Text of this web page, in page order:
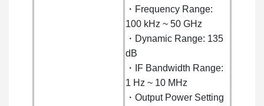
・Frequency Range:
100 kHz ~ 50 GHz
・Dynamic Range: 135
dB
・IF Bandwidth Range:
1 Hz ~ 10 MHz
・Output Power Setting